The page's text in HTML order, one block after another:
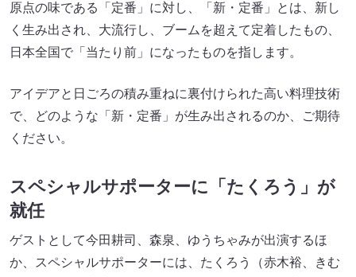
原点の味である「定番」に対し、「新・定番」とは、新し
く生み出され、大流行し、ブームを超えて定着したもの、
日本全国で「当たり前」になったものを指します。
アイデアと日ごろの積み重ねに裏付けられた高い料理技術
で、どのような「新・定番」が生み出されるのか、ご期待
ください。
スペシャルサポーターに「たくろう」が
就任
ゲストとして今田耕司、森泉、ゆうちゃみが出演するほ
か、スペシャルサポーターには、たくろう（赤木裕、きむ